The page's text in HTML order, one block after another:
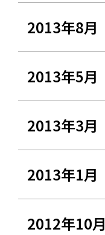
2013年8月
2013年5月
2013年3月
2013年1月
2012年10月